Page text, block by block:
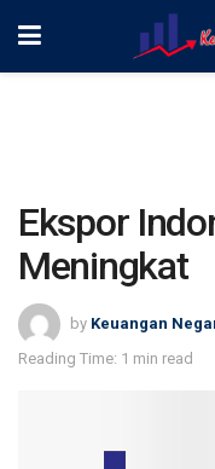
Ekspor
Meningkat
by Keuangan
Reading Time: 1 min read